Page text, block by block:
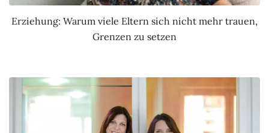
Erziehung: Warum viele Eltern sich nicht mehr trauen,
Grenzen zu setzen